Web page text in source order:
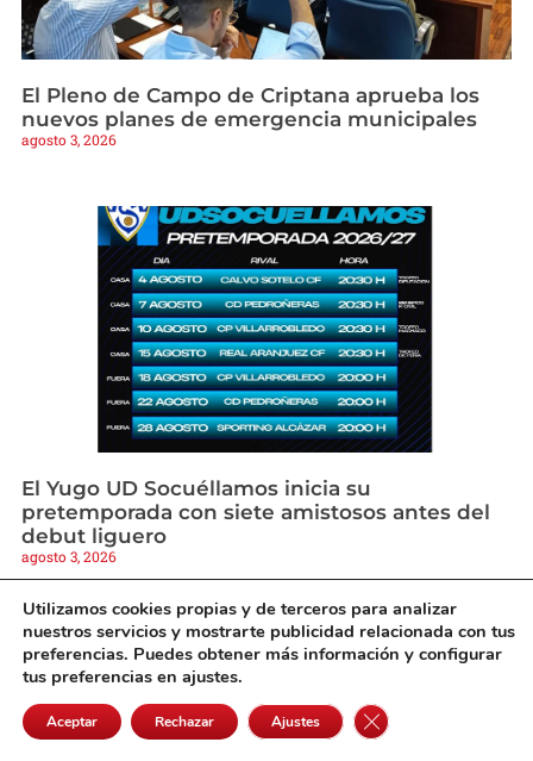
El Pleno de Campo de Criptana aprueba los
nuevos planes de emergencia municipales
agosto 3, 2026
El Yugo UD Socuéllamos inicia su
pretemporada con siete amistosos antes del
debut liguero
agosto 3, 2026
Utilizamos cookies propias y de terceros para analizar
nuestros servicios y mostrarte publicidad relacionada con tus
preferencias. Puedes obtener más información y configurar
tus preferencias en ajustes.
Aceptar Rechazar Ajustes Cerrar el banner de